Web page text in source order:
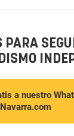
PARA
a nuestro